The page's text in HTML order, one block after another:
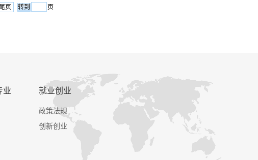
页 页
业 就业创业
政策法规
创新创业